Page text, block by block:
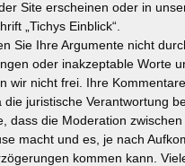
Site erscheinen oder in
„Tichys Einblick“.
Sie Ihre Argumente nicht
oder inakzeptable Worte
wir nicht frei. Ihre
die juristische Verantwortung
dass die Moderation
macht und es, je nach
kommen kann.